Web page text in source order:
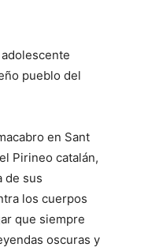
pueblo del
en Sant
Pirineo catalán,
de sus
los cuerpos
que siempre
oscuras y